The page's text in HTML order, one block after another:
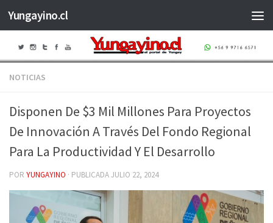
Saltar al contenido
Yungayino.cl
NOTICIAS
Disponen De $3 Mil Millones Para Proyectos
De Innovación A Través Del Fondo Regional
Para La Productividad Y El Desarrollo
POR YUNGAYINO · PUBLICADAJULIO 22, 2024